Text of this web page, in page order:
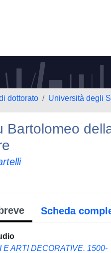
dottorato Università degli
Bartolomeo
Scheda
E ARTI DECORATIVE. 1500-